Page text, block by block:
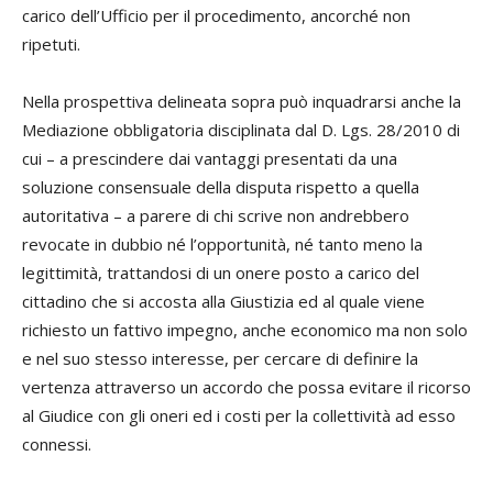
carico dell’Ufficio per il procedimento, ancorché non
ripetuti.
Nella prospettiva delineata sopra può inquadrarsi anche la
Mediazione obbligatoria disciplinata dal D. Lgs. 28/2010 di
cui – a prescindere dai vantaggi presentati da una
soluzione consensuale della disputa rispetto a quella
autoritativa – a parere di chi scrive non andrebbero
revocate in dubbio né l’opportunità, né tanto meno la
legittimità, trattandosi di un onere posto a carico del
cittadino che si accosta alla Giustizia ed al quale viene
richiesto un fattivo impegno, anche economico ma non solo
e nel suo stesso interesse, per cercare di definire la
vertenza attraverso un accordo che possa evitare il ricorso
al Giudice con gli oneri ed i costi per la collettività ad esso
connessi.